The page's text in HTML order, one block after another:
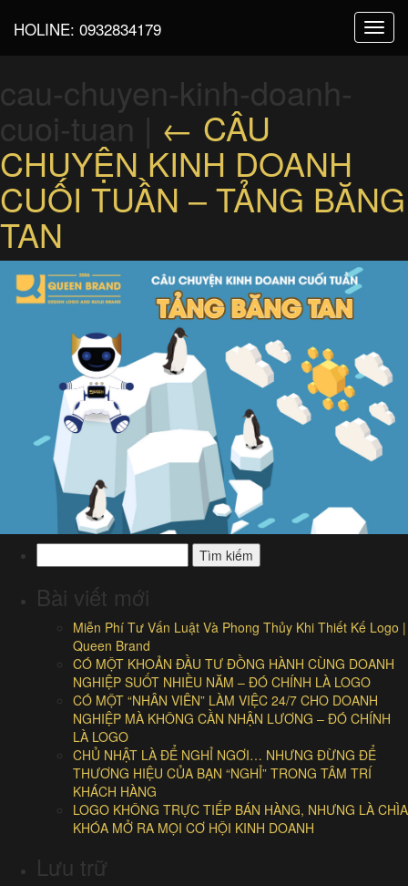
HOLINE: 0932834179
cau-chuyen-kinh-doanh-
cuoi-tuan | ← CÂU
CHUYỆN KINH DOANH
CUỐI TUẦN – TẢNG BĂNG
TAN
kiếm
cho:
Bài viết mới
Miễn Phí Tư Vấn Luật Và Phong Thủy Khi Thiết Kế Logo |
Queen Brand
CÓ MỘT KHOẢN ĐẦU TƯ ĐỒNG HÀNH CÙNG DOANH
NGHIỆP SUỐT NHIỀU NĂM – ĐÓ CHÍNH LÀ LOGO
CÓ MỘT “NHÂN VIÊN” LÀM VIỆC 24/7 CHO DOANH
NGHIỆP MÀ KHÔNG CẦN NHẬN LƯƠNG – ĐÓ CHÍNH
LÀ LOGO
CHỦ NHẬT LÀ ĐỂ NGHỈ NGƠI… NHƯNG ĐỪNG ĐỂ
THƯƠNG HIỆU CỦA BẠN “NGHỈ” TRONG TÂM TRÍ
KHÁCH HÀNG
LOGO KHÔNG TRỰC TIẾP BÁN HÀNG, NHƯNG LÀ CHÌA
KHÓA MỞ RA MỌI CƠ HỘI KINH DOANH
Lưu trữ